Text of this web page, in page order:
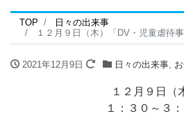
TOP
日々の出来事
１２月９日（木）「DV・児童虐待事案の
2021年12月9日 日々の出来事,
１２月９日（
１：３０～３